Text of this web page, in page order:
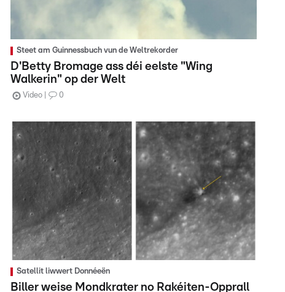
Steet am Guinnessbuch vun de Weltrekorder
D'Betty Bromage ass déi eelste "Wing
Walkerin" op der Welt
Video 0
Satellit liwwert Donnéeën
Biller weise Mondkrater no Rakéiten-Opprall